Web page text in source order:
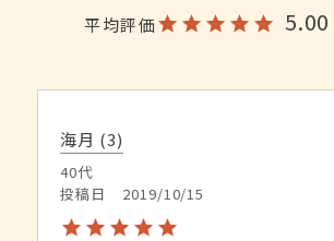
平均評価 5.00
海月 3
40代
投稿日
2019/10/15